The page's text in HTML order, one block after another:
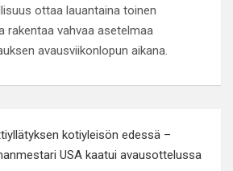
ottaa lauantaina toinen
rakentaa vahvaa asetelmaa
avausviikonlopun aikana.
kotiyleisön edessä –
USA kaatui avausottelussa